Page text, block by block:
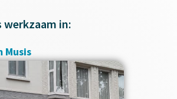
werkzaam in:
Musis